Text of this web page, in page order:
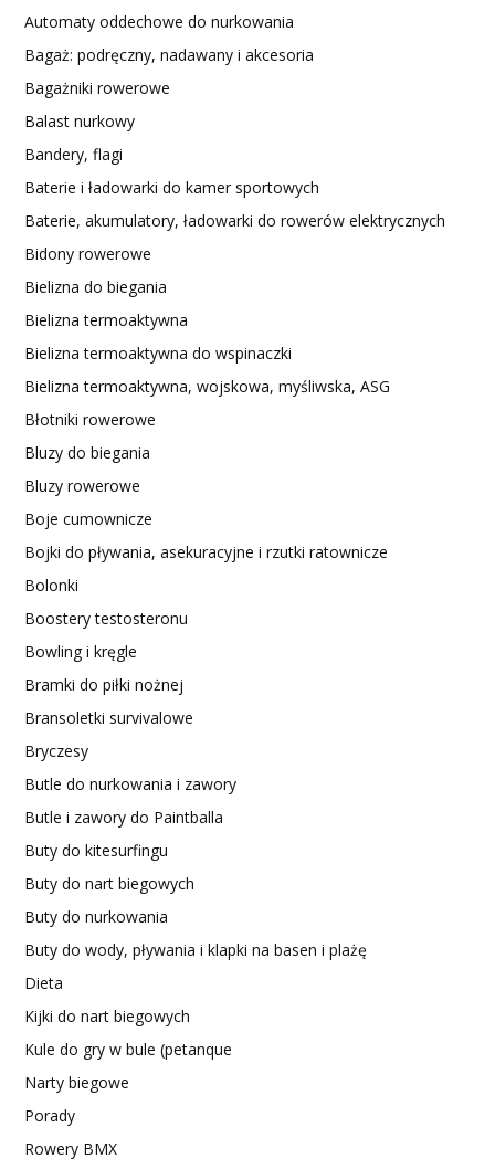
Automaty oddechowe do nurkowania
Bagaż: podręczny, nadawany i akcesoria
Bagażniki rowerowe
Balast nurkowy
Bandery, flagi
Baterie i ładowarki do kamer sportowych
Baterie, akumulatory, ładowarki do rowerów elektrycznych
Bidony rowerowe
Bielizna do biegania
Bielizna termoaktywna
Bielizna termoaktywna do wspinaczki
Bielizna termoaktywna, wojskowa, myśliwska, ASG
Błotniki rowerowe
Bluzy do biegania
Bluzy rowerowe
Boje cumownicze
Bojki do pływania, asekuracyjne i rzutki ratownicze
Bolonki
Boostery testosteronu
Bowling i kręgle
Bramki do piłki nożnej
Bransoletki survivalowe
Bryczesy
Butle do nurkowania i zawory
Butle i zawory do Paintballa
Buty do kitesurfingu
Buty do nart biegowych
Buty do nurkowania
Buty do wody, pływania i klapki na basen i plażę
Dieta
Kijki do nart biegowych
Kule do gry w bule (petanque
Narty biegowe
Porady
Rowery BMX